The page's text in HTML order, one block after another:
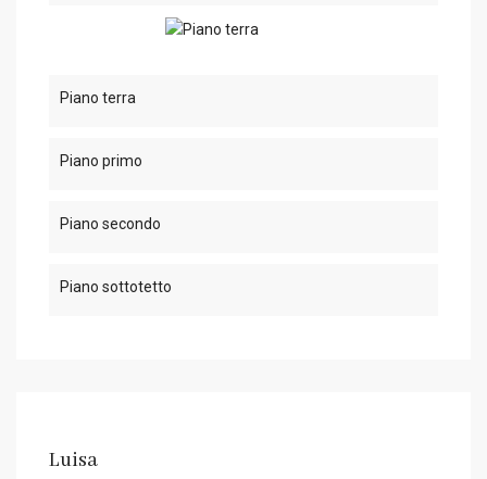
Piano terra
Piano primo
Piano secondo
Piano sottotetto
Luisa